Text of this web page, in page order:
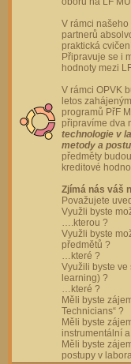
V rámci našeho
partnerů
praktická
Připravuje se i
hodnoty mezi
V rámci OPVK
letos
programů PřF
připravíme dva
technologie v
metody a
předměty
kreditové
Zjímá nás váš
Považujete
Využli byste
….kterou ?
Využli byste
předmětů ?
…které ?
Využili byste
learning) ?
…které ?
Měli byste
Technicians“ ?
Měli byste
instrumentální
Měli byste
postupy v